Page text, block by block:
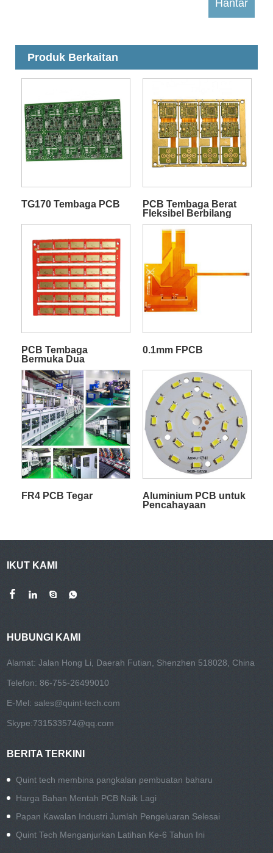
Produk Berkaitan
TG170 Tembaga PCB
PCB Tembaga Berat
Fleksibel Berbilang
Lapisan
PCB Tembaga
Bermuka Dua
0.1mm FPCB
FR4 PCB Tegar
Aluminium PCB untuk
Pencahayaan
IKUT KAMI
HUBUNGI KAMI
Alamat: Jalan Hong Li, Daerah Futian, Shenzhen 518028, China
Telefon: 86-755-26499010
E-Mel:sales@quint-tech.com
Skype:731533574@qq.com
BERITA TERKINI
Quint tech membina pangkalan pembuatan baharu
Harga Bahan Mentah PCB Naik Lagi
Papan Kawalan Industri Jumlah Pengeluaran Selesai
Quint Tech Menganjurkan Latihan Ke-6 Tahun Ini